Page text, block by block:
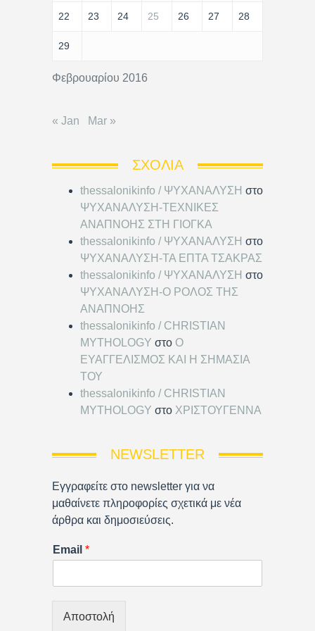
Φεβρουαρίου 2016
22 23 24 25 26 27 28
29
« Jan Mar »
ΣΧΌΛΙΑ
thessalonikinfo / ΨΥΧΑΝΑΛΥΣΗ στο
ΨΥΧΑΝΑΛΥΣΗ-ΤΕΧΝΙΚΕΣ
ΑΝΑΠΝΟΗΣ ΣΤΗ ΓΙΟΓΚΑ
thessalonikinfo / ΨΥΧΑΝΑΛΥΣΗ στο
ΨΥΧΑΝΑΛΥΣΗ-ΤΑ ΕΠΤΑ ΤΣΑΚΡΑΣ
thessalonikinfo / ΨΥΧΑΝΑΛΥΣΗ στο
ΨΥΧΑΝΑΛΥΣΗ-Ο ΡΟΛΟΣ ΤΗΣ
ΑΝΑΠΝΟΗΣ
thessalonikinfo / CHRISTIAN
MYTHOLOGY στο Ο
ΕΥΑΓΓΕΛΙΣΜΟΣ ΚΑΙ Η ΣΗΜΑΣΙΑ
ΤΟΥ
thessalonikinfo / CHRISTIAN
MYTHOLOGY στο ΧΡΙΣΤΟΥΓΕΝΝΑ
NEWSLETTER
Εγγραφείτε στο newsletter για να
μαθαίνετε πληροφορίες σχετικά με νέα
άρθρα και δημοσιεύσεις.
Email *
Αποστολή